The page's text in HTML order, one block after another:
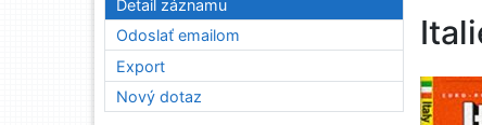
Detail záznamu
Odoslať emailom
Export
Nový dotaz